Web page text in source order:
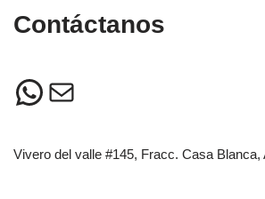
Contáctanos
Vivero del valle #145, Fracc. Casa Blanca,